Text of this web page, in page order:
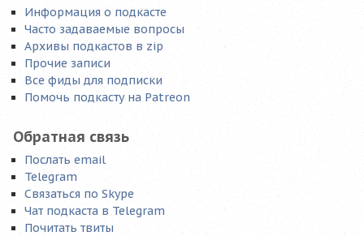
Информация о подкасте
Часто задаваемые вопросы
Архивы подкастов в zip
Прочие записи
Все фиды для подписки
Помочь подкасту на Patreon
Обратная связь
Послать email
Telegram
Связаться по Skype
Чат подкаста в Telegram
Почитать твиты